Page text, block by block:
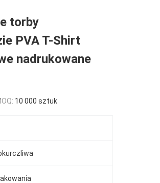
torby
PVA T-Shirt
nadrukowane
10 000 sztuk